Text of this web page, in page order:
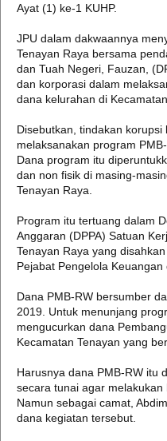
Ayat (1) ke-1 KUHP.
JPU dalam dakwaannya
Tenayan Raya bersama
dan Tuah Negeri, Fauzan,
dan korporasi dalam
dana kelurahan di
Disebutkan, tindakan
melaksanakan program
Dana program itu
dan non fisik di masing-
Tenayan Raya.
Program itu tertuang dalam
Anggaran (DPPA) Satuan
Tenayan Raya yang
Pejabat Pengelola Keuangan
Dana PMB-RW bersumber
2019. Untuk menunjang
mengucurkan dana
Kecamatan Tenayan yang
Harusnya dana PMB-RW itu
secara tunai agar melakukan
Namun sebagai camat,
dana kegiatan tersebut.